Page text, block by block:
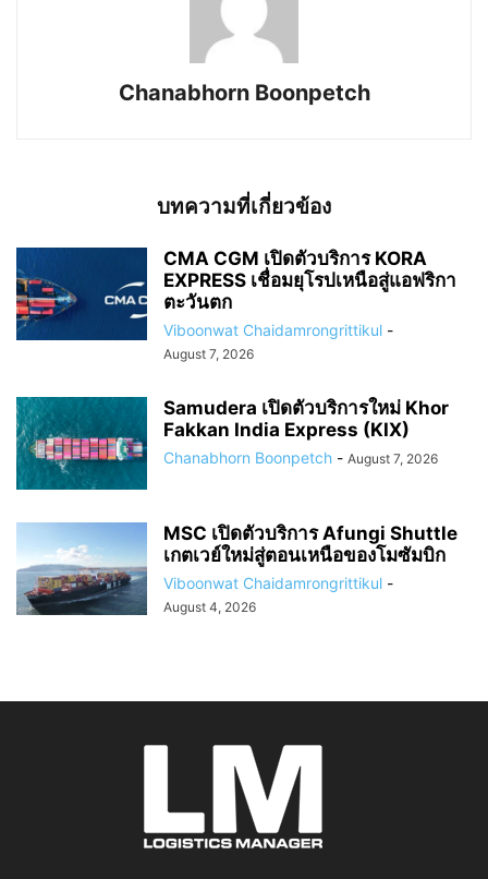
Chanabhorn Boonpetch
บทความที่เกี่ยวข้อง
CMA CGM เปิดตัวบริการ KORA
EXPRESS เชื่อมยุโรปเหนือสู่แอฟริกา
ตะวันตก
Viboonwat Chaidamrongrittikul -
August 7, 2026
Samudera เปิดตัวบริการใหม่ Khor
Fakkan India Express (KIX)
Chanabhorn Boonpetch - August 7, 2026
MSC เปิดตัวบริการ Afungi Shuttle
เกตเวย์ใหม่สู่ตอนเหนือของโมซัมบิก
Viboonwat Chaidamrongrittikul -
August 4, 2026